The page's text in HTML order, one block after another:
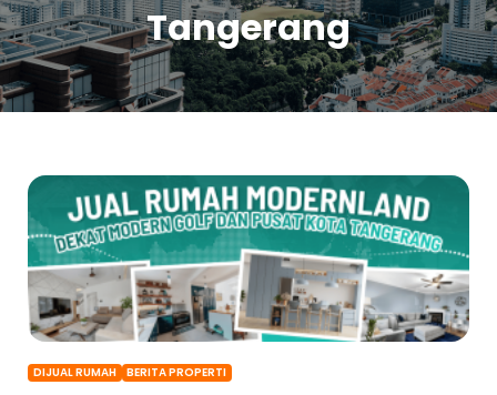
Tangerang
DIJUAL RUMAH BERITA PROPERTI